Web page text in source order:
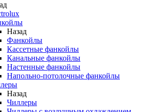
Назад
Фанкойлы
Кассетные фанкойлы
Канальные фанкойлы
Настенные фанкойлы
Напольно-потолочные фанкойлы
Назад
Чиллеры